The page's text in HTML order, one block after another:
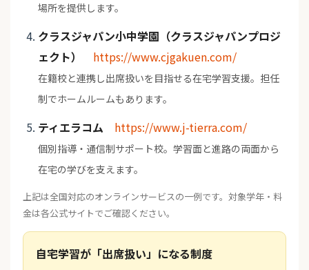
場所を提供します。
クラスジャパン小中学園（クラスジャパンプロジ
ェクト）
https://www.cjgakuen.com/
在籍校と連携し出席扱いを目指せる在宅学習支援。担任
制でホームルームもあります。
ティエラコム https://www.j-tierra.com/
個別指導・通信制サポート校。学習面と進路の両面から
在宅の学びを支えます。
上記は全国対応のオンラインサービスの一例です。対象学年・料
金は各公式サイトでご確認ください。
自宅学習が「出席扱い」になる制度